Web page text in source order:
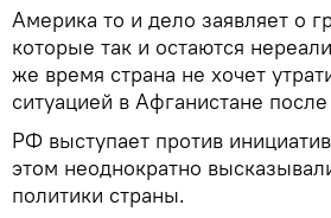
Америка то и дело заявляет о
которые так и остаются
же время страна не хочет
ситуацией в Афганистане
РФ выступает против
этом неоднократно
политики страны.